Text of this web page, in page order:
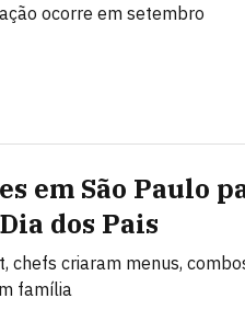
ocorre em setembro
em São Paulo
dos Pais
chefs criaram menus,
família